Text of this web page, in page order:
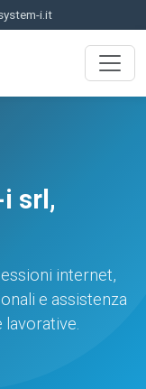
i.it
srl,
internet,
e assistenza